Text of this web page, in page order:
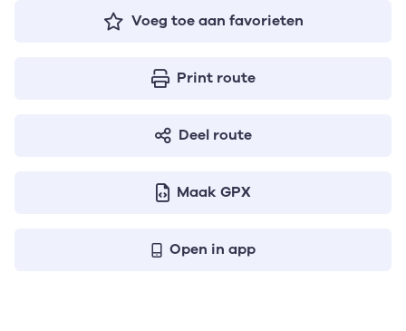
Voeg toe aan favorieten
Print route
Deel route
Maak GPX
Open in app